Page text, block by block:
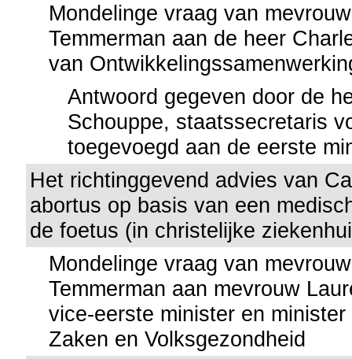
Mondelinge vraag van
Temmerman aan de heer
van
Antwoord gegeven door de
Schouppe, staatssecretaris
toegevoegd aan de eerste
Het richtinggevend advies van
abortus op basis van een
de foetus (in christelijke
Mondelinge vraag van
Temmerman aan mevrouw
vice-eerste minister en
Zaken en Volksgezondheid